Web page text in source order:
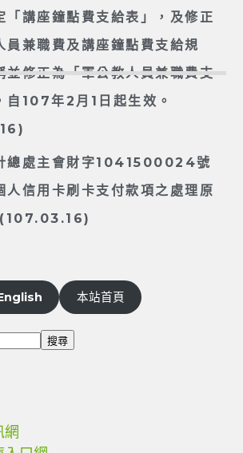
「講座鐘點費支給表」，及修正
員兼職費及講座鐘點費支給規
並修正為「軍公教人員兼職費支
自107年2月1日起生效。
總處主會財字1041500024號
人信用卡刷卡支付款項之處理原
本站首頁
搜尋
網